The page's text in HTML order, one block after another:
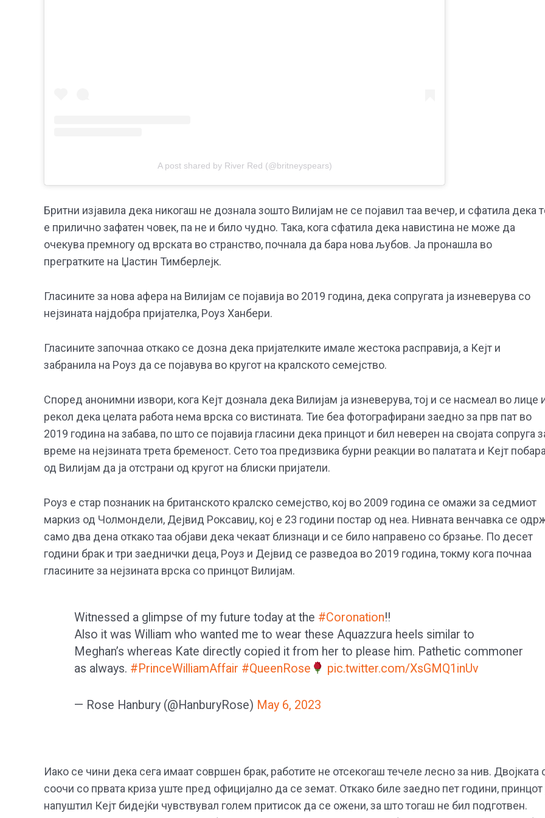
A post shared by River Red (@britneyspears)
Бритни изјавила дека никогаш не дознала зошто Вилијам не се појавил таа вечер, и сфатила дека
е прилично зафатен човек, па не и било чудно. Така, кога сфатила дека навистина не може да
очекува премногу од врската во странство, почнала да бара нова љубов. Ја пронашла во
прегратките на Џастин Тимберлејк.
Гласините за нова афера на Вилијам се појавија во 2019 година, дека сопругата ја изневерува со
нејзината најдобра пријателка, Роуз Ханбери.
Гласините започнаа откако се дозна дека пријателките имале жестока расправија, а Кејт и
забранила на Роуз да се појавува во кругот на кралското семејство.
Според анонимни извори, кога Кејт дознала дека Вилијам ја изневерува, тој и се насмеал во лице
рекол дека целата работа нема врска со вистината. Тие беа фотографирани заедно за прв пат во
2019 година на забава, по што се појавија гласини дека принцот и бил неверен на својата сопруга
време на нејзината трета бременост. Сето тоа предизвика бурни реакции во палатата и Кејт побара
од Вилијам да ја отстрани од кругот на блиски пријатели.
Роуз е стар познаник на британското кралско семејство, кој во 2009 година се омажи за седмиот
маркиз од Чолмондели, Дејвид Роксавиџ, кој е 23 години постар од неа. Нивната венчавка се
само два дена откако таа објави дека чекаат близнаци и се било направено со брзање. По десет
години брак и три заеднички деца, Роуз и Дејвид се разведоа во 2019 година, токму кога почнаа
гласините за нејзината врска со принцот Вилијам.
Witnessed a glimpse of my future today at the #Coronation!!
Also it was William who wanted me to wear these Aquazzura heels similar to
Meghan’s whereas Kate directly copied it from her to please him. Pathetic commoner
as always. #PrinceWilliamAffair #QueenRose pic.twitter.com/XsGMQ1inUv
— Rose Hanbury (@HanburyRose) May 6, 2023
Иако се чини дека сега имаат совршен брак, работите не отсекогаш течеле лесно за нив. Двојката
соочи со првата криза уште пред официјално да се земат. Откако биле заедно пет години, принцот
напуштил Кејт бидејќи чувствувал голем притисок да се ожени, за што тогаш не бил подготвен.